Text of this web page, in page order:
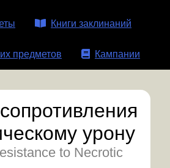
Книги заклинаний
предметов Кампании
урону
to Necrotic